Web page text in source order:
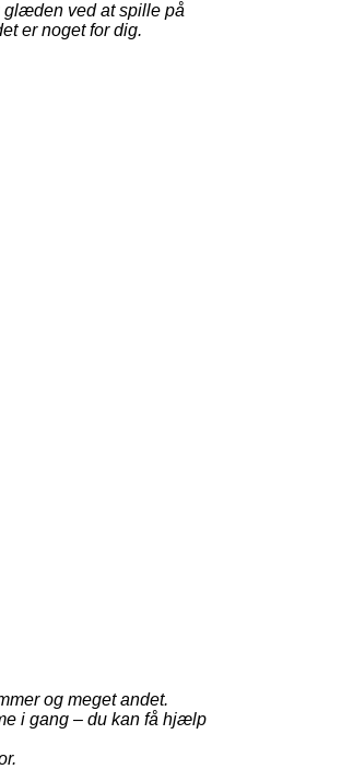
glæden ved at spille på
er noget for dig.
og meget andet.
i gang – du kan få hjælp